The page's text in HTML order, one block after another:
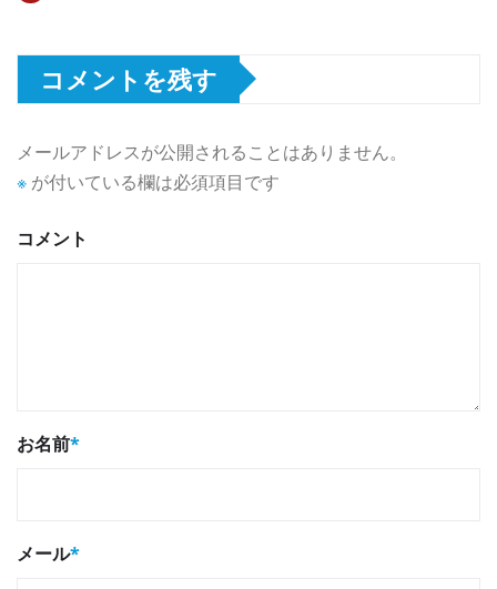
コメントを残す
メールアドレスが公開されることはありません。
※ が付いている欄は必須項目です
コメント
お名前*
メール*